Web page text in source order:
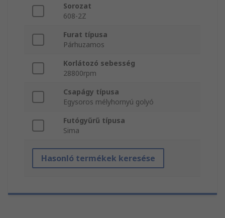
Sorozat
608-2Z
Furat típusa
Párhuzamos
Korlátozó sebesség
28800rpm
Csapágy típusa
Egysoros mélyhornyú golyó
Futógyűrű típusa
Sima
Hasonló termékek keresése